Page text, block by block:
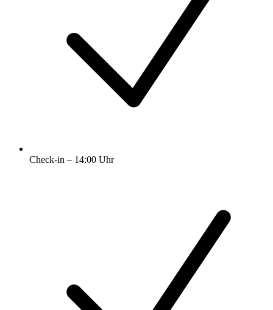
Check-in – 14:00 Uhr